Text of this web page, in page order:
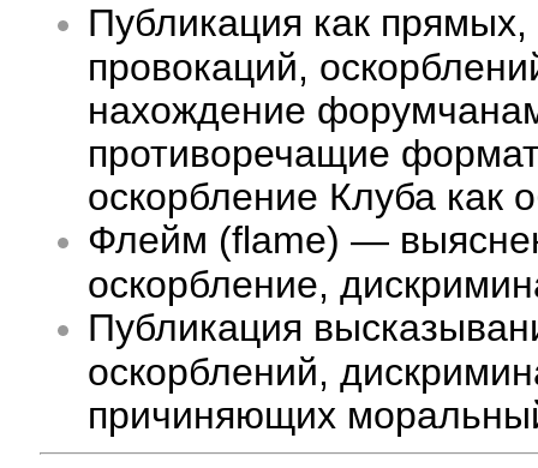
Публикация как
провокаций,
нахождение
противоречащие
оскорбление Клуба как
Флейм (flame) —
оскорбление,
Публикация
оскорблений,
причиняющих